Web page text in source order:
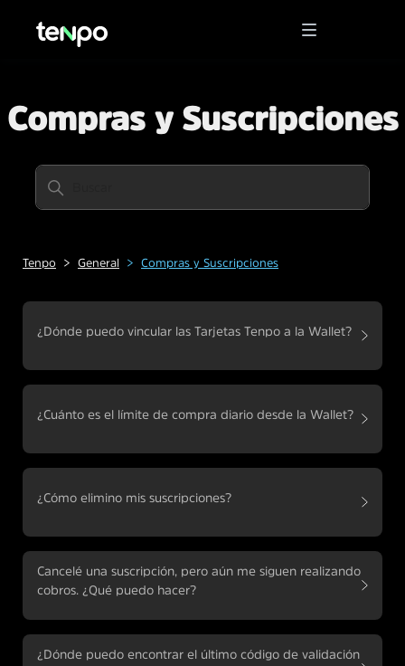
Compras y Suscripciones
Tenpo General Compras y Suscripciones
¿Dónde puedo vincular las Tarjetas Tenpo a la Wallet?
¿Cuánto es el límite de compra diario desde la Wallet?
¿Cómo elimino mis suscripciones?
Cancelé una suscripción, pero aún me siguen realizando
cobros. ¿Qué puedo hacer?
¿Dónde puedo encontrar el último código de validación